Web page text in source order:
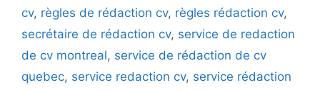
cv, règles de rédaction cv, règles rédaction cv,
secrétaire de rédaction cv, service de redaction
de cv montreal, service de rédaction de cv
quebec, service redaction cv, service rédaction